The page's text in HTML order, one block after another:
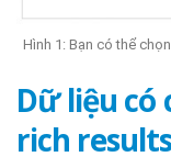
Hình 1: Bạn có thể
Dữ liệu có
rich results